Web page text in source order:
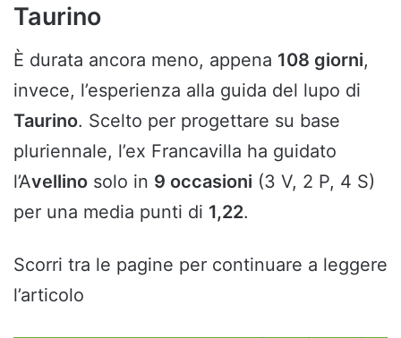
Taurino
È durata ancora meno, appena 108 giorni,
invece, l’esperienza alla guida del lupo di
Taurino. Scelto per progettare su base
pluriennale, l’ex Francavilla ha guidato
l’Avellino solo in 9 occasioni (3 V, 2 P, 4 S)
per una media punti di 1,22.
Scorri tra le pagine per continuare a leggere
l’articolo